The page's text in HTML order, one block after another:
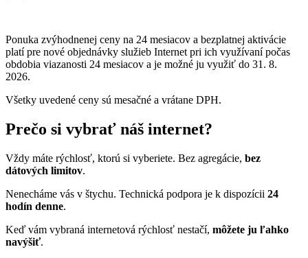
Ponuka zvýhodnenej ceny na 24 mesiacov a bezplatnej aktivácie
platípre nové objednávky služieb Internet pri ich využívaní počas
obdobia viazanosti 24 mesiacov a je možné ju využiť do 31. 8.
2026.
Všetky uvedené ceny sú mesačné a vrátane DPH.
Prečo si vybrať náš internet?
Vždy máte rýchlosť, ktorú si vyberiete. Bez agregácie, bez
dátových limitov.
Nenecháme vás v štychu. Technická podpora je k dispozícii 24
hodín denne.
Keď vám vybraná internetová rýchlosť nestačí, môžete ju ľahko
navýšiť.